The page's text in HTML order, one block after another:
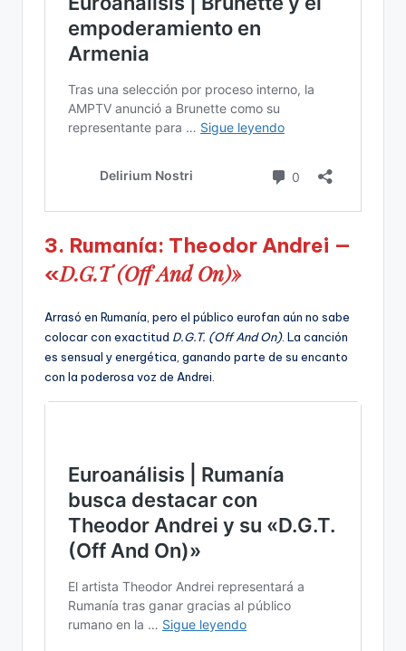
3. Rumanía: Theodor Andrei —
«D.G.T (Off And On)»
Arrasó en Rumanía, pero el público eurofan aún no sabe
colocar con exactitud D.G.T. (Off And On). La canción
es sensual y energética, ganando parte de su encanto
con la poderosa voz de Andrei.